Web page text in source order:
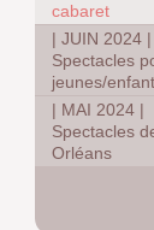
cabaret
|JUIN 2024 |
Spectacles
jeunes/
| MAI 2024 |
Spectacles
Orléans